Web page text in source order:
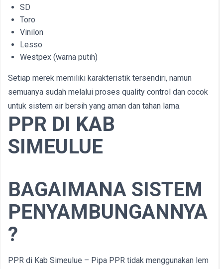
SD
Toro
Vinilon
Lesso
Westpex (warna putih)
Setiap merek memiliki karakteristik tersendiri, namun
semuanya sudah melalui proses quality control dan cocok
untuk sistem air bersih yang aman dan tahan lama.
PPR DI KAB
SIMEULUE
BAGAIMANA SISTEM
PENYAMBUNGANNYA
?
PPR di Kab Simeulue – Pipa PPR tidak menggunakan lem